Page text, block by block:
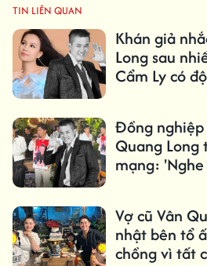
TIN LIÊN QUAN
Khán giả
Long sau
Cẩm Ly có
Đồng
Quang Long
mạng:
Vợ cũ Vân
nhật bên tổ
chồng vì tất